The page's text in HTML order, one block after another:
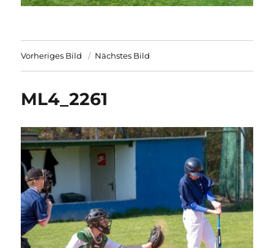
Vorheriges Bild Nächstes Bild
ML4_2261